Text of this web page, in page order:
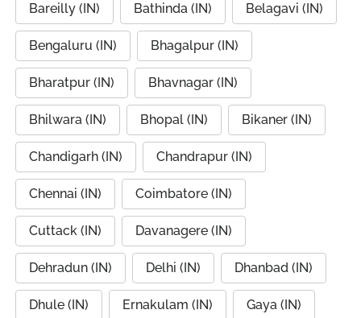
Bareilly (IN) Bathinda (IN) Belagavi (IN)
Bengaluru (IN) Bhagalpur (IN)
Bharatpur (IN) Bhavnagar (IN)
Bhilwara (IN) Bhopal (IN) Bikaner (IN)
Chandigarh (IN) Chandrapur (IN)
Chennai (IN) Coimbatore (IN)
Cuttack (IN) Davanagere (IN)
Dehradun (IN) Delhi (IN) Dhanbad (IN)
Dhule (IN) Ernakulam (IN) Gaya (IN)